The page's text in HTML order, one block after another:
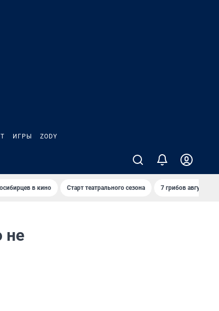
ИГРЫ ZODY
в кино Старт театрального сезона 7 грибов августа
не